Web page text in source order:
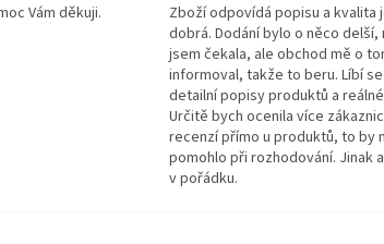
Vám děkuji.
Zboží odpovídá popisu a kvalita
dobrá. Dodání bylo o něco delší,
jsem čekala, ale obchod mě o
informoval, takže to beru. Líbí
detailní popisy produktů a
Určitě bych ocenila více
recenzí přímo u produktů, to by
pomohlo při rozhodování. Jinak
v pořádku.